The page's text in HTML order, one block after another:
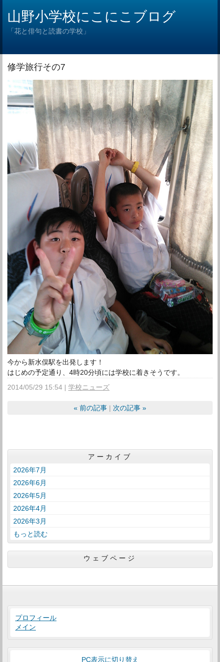
山野小学校にこにこブログ
「花と俳句と読書の学校」
修学旅行その7
今から新水俣駅を出発します！
はじめの予定通り、4時20分頃には学校に着きそうです。
2014/05/29 15:54
学校ニューズ
« 前の記事 次の記事 »
アーカイブ
2026年7月
2026年6月
2026年5月
2026年4月
2026年3月
もっと読む
ウェブページ
プロフィール
メイン
PC表示に切り替え